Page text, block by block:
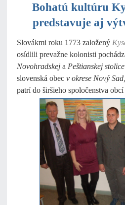
Bohatú kultúru
predstavuje aj
Slovákmi roku 1773 založený
osídlili prevažne kolonisti
Novohradskej a Peštianskej stolice
slovenská obec v okrese Nový Sad,
patrí do širšieho spoločenstva